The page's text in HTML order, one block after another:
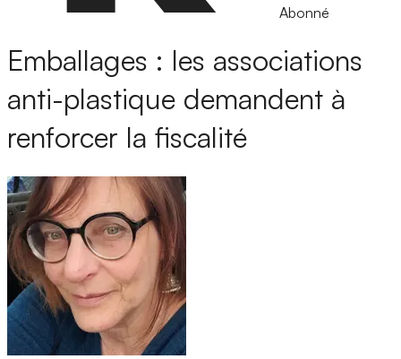
Abonné
Emballages : les associations
anti-plastique demandent à
renforcer la fiscalité